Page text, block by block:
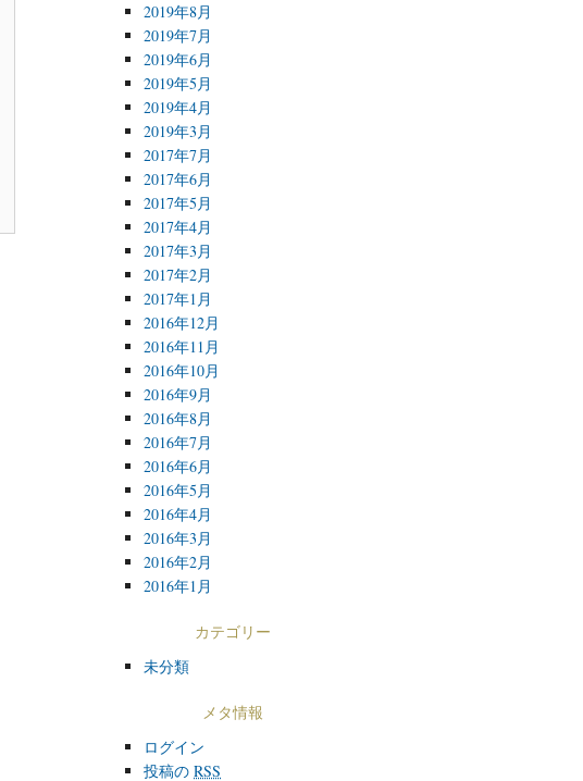
2019年8月
2019年7月
2019年6月
2019年5月
2019年4月
2019年3月
2017年7月
2017年6月
2017年5月
2017年4月
2017年3月
2017年2月
2017年1月
2016年12月
2016年11月
2016年10月
2016年9月
2016年8月
2016年7月
2016年6月
2016年5月
2016年4月
2016年3月
2016年2月
2016年1月
カテゴリー
未分類
メタ情報
ログイン
投稿のRSS